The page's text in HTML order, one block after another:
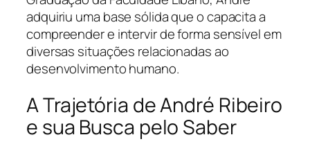
adquiriu uma base sólida que o capacita a
compreender e intervir de forma sensível em
diversas situações relacionadas ao
desenvolvimento humano.
A Trajetória de André Ribeiro
e sua Busca pelo Saber